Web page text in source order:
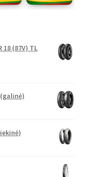
18 (87V) TL
(galinė)